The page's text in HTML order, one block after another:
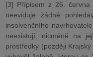
[3] Přípisem z 26. června
neeviduje žádné
insolvenčního
neexistují, nicméně na
prostředky (později